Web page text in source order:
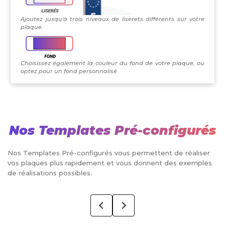
Ajoutez jusqu'à trois niveaux de liserets différents sur votre
plaque.
Choisissez également la couleur du fond de votre plaque, ou
optez pour un fond personnalisé
Nos Templates Pré-configurés
Nos Templates Pré-configurés vous permettent de réaliser
vos plaques plus rapidement et vous donnent des exemples
de réalisations possibles.